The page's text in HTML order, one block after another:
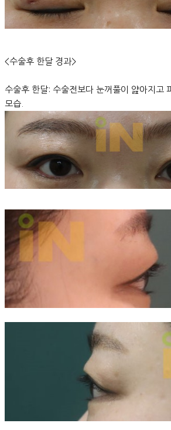
<수술후 한달 경과>
수술후 한달: 수술전보다 눈꺼풀이 얊아지고
모습.